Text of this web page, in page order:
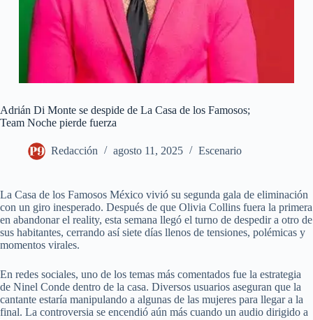
Adrián Di Monte se despide de La Casa de los Famosos;
Team Noche pierde fuerza
Redacción agosto 11, 2025 Escenario
La Casa de los Famosos México vivió su segunda gala de eliminación
con un giro inesperado. Después de que Olivia Collins fuera la primera
en abandonar el reality, esta semana llegó el turno de despedir a otro de
sus habitantes, cerrando así siete días llenos de tensiones, polémicas y
momentos virales.
En redes sociales, uno de los temas más comentados fue la estrategia
de Ninel Conde dentro de la casa. Diversos usuarios aseguran que la
cantante estaría manipulando a algunas de las mujeres para llegar a la
final. La controversia se encendió aún más cuando un audio dirigido a